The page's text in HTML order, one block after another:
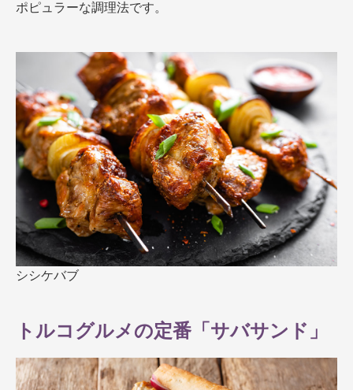
ポピュラーな調理法です。
シシケバブ
トルコグルメの定番「サバサンド」